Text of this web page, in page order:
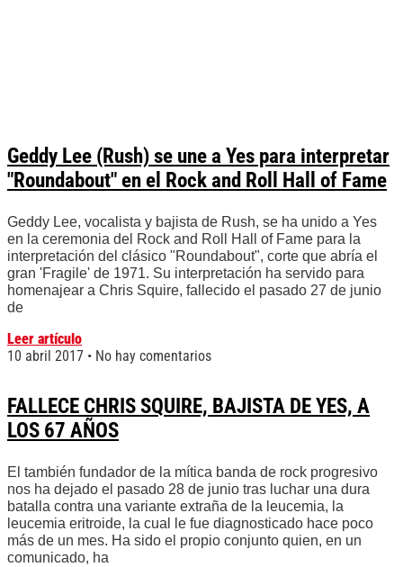
Geddy Lee (Rush) se une a Yes para interpretar
"Roundabout" en el Rock and Roll Hall of Fame
Geddy Lee, vocalista y bajista de Rush, se ha unido a Yes
en la ceremonia del Rock and Roll Hall of Fame para la
interpretación del clásico "Roundabout", corte que abría el
gran 'Fragile' de 1971. Su interpretación ha servido para
homenajear a Chris Squire, fallecido el pasado 27 de junio
de
Leer artículo
10 abril 2017
No hay comentarios
FALLECE CHRIS SQUIRE, BAJISTA DE YES, A
LOS 67 AÑOS
El también fundador de la mítica banda de rock progresivo
nos ha dejado el pasado 28 de junio tras luchar una dura
batalla contra una variante extraña de la leucemia, la
leucemia eritroide, la cual le fue diagnosticado hace poco
más de un mes. Ha sido el propio conjunto quien, en un
comunicado, ha